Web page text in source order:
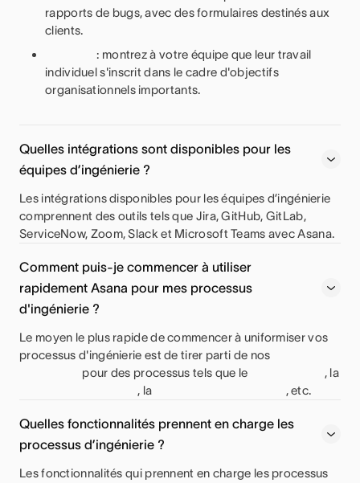
rapports de bugs, avec des formulaires destinés aux
clients.
: montrez à votre équipe que leur travail
individuel s'inscrit dans le cadre d'objectifs
organisationnels importants.
Quelles intégrations sont disponibles pour les
équipes d’ingénierie ?
Les intégrations disponibles pour les équipes d’ingénierie
comprennent des outils tels que Jira, GitHub, GitLab,
ServiceNow, Zoom, Slack et Microsoft Teams avec Asana.
Comment puis-je commencer à utiliser
rapidement Asana pour mes processus
d'ingénierie ?
Le moyen le plus rapide de commencer à uniformiser vos
processus d'ingénierie est de tirer parti de nos
pour des processus tels que le
, la
, la
, etc.
Quelles fonctionnalités prennent en charge les
processus d’ingénierie ?
Les fonctionnalités qui prennent en charge les processus